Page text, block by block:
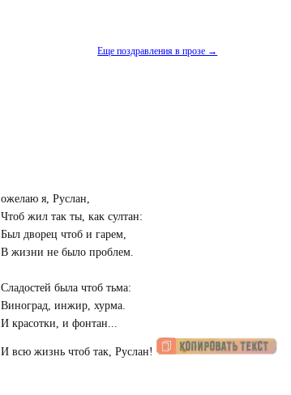
Еще поздравления в прозе →
ожелаю я, Руслан,
Чтоб жил так ты, как султан:
Был дворец чтоб и гарем,
В жизни не было проблем.
Сладостей была чтоб тьма:
Виноград, инжир, хурма.
И красотки, и фонтан...
И всю жизнь чтоб так, Руслан!